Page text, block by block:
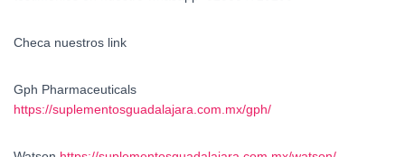
Checa nuestros link
Gph Pharmaceuticals
https://suplementosguadalajara.com.mx/gph/